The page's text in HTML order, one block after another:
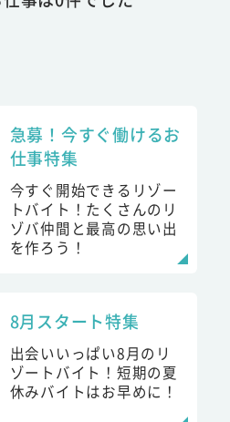
急募！今すぐ働けるお
仕事特集
今すぐ開始できるリゾー
トバイト！たくさんのリ
ゾバ仲間と最高の思い出
を作ろう！
8月スタート特集
出会いいっぱい8月のリ
ゾートバイト！短期の夏
休みバイトはお早めに！